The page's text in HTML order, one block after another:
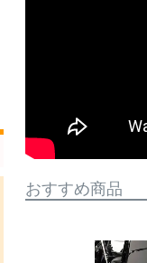
おすすめ商品